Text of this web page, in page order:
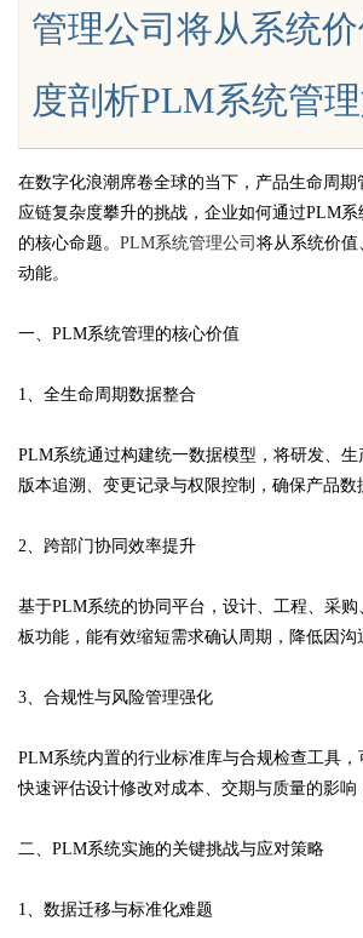
管理公司将从系统
度剖析PLM系统管
在数字化浪潮席卷全球的当下，产品生命周
应链复杂度攀升的挑战，企业如何通过PLM
的核心命题。 PLM系统管理公司 将从系统价
动能。
一、PLM系统管理的核心价值
1、全生命周期数据整合
PLM系统通过构建统一数据模型，将研发、
版本追溯、变更记录与权限控制，确保产品
2、跨部门协同效率提升
基于PLM系统的协同平台，设计、工程、采
板功能，能有效缩短需求确认周期，降低因
3、合规性与风险管理强化
PLM系统内置的行业标准库与合规检查工具
快速评估设计修改对成本、交期与质量的影
二、PLM系统实施的关键挑战与应对策略
1、数据迁移与标准化难题